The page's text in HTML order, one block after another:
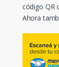
código QR
Ahora